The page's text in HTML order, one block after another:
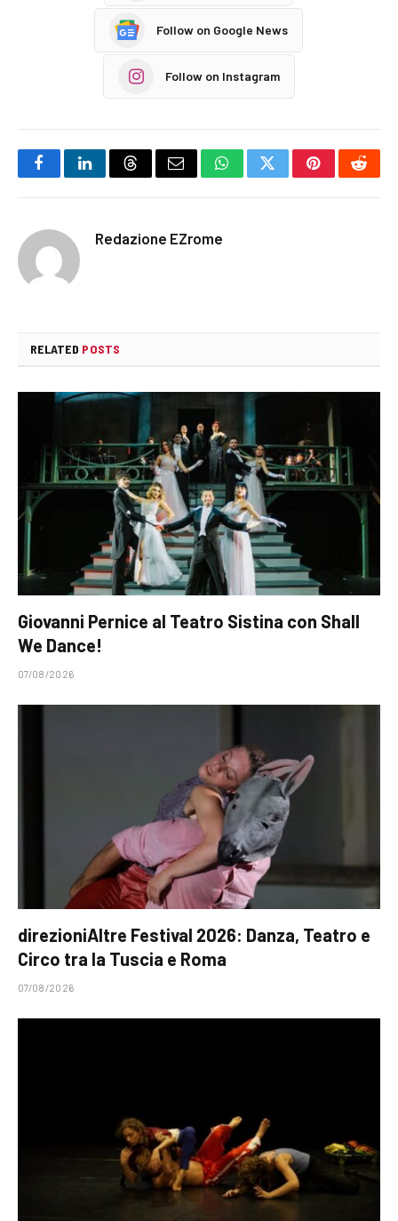
Follow on Google News
Follow on Instagram
FacebookLinkedInThreadsEmail WhatsAppTwitterPinterest
Redazione EZrome
RELATED POSTS
Giovanni Pernice al Teatro Sistina con Shall
We Dance!
07/08/2026
direzioniAltre Festival 2026: Danza, Teatro e
Circo tra la Tuscia e Roma
07/08/2026